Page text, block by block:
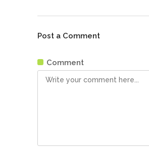
Post a Comment
Comment